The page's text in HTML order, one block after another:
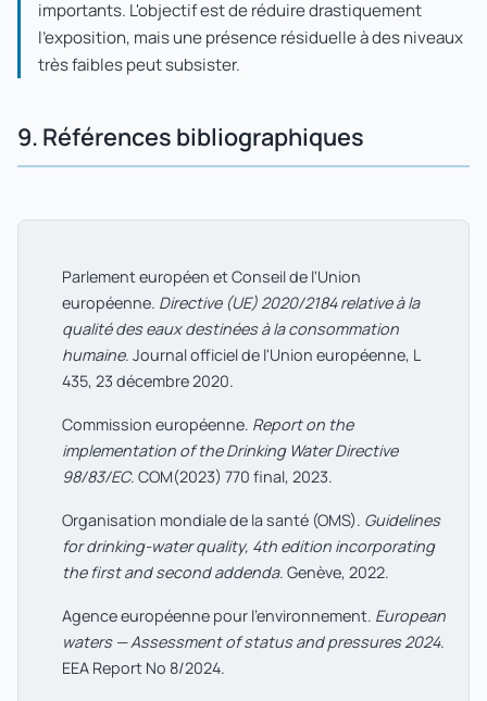
importants. L'objectif est de réduire drastiquement
l'exposition, mais une présence résiduelle à des niveaux
très faibles peut subsister.
9. Références bibliographiques
Parlement européen et Conseil de l'Union
européenne. Directive (UE) 2020/2184 relative à la
qualité des eaux destinées à la consommation
humaine. Journal officiel de l'Union européenne, L
435, 23 décembre 2020.
Commission européenne. Report on the
implementation of the Drinking Water Directive
98/83/EC. COM(2023) 770 final, 2023.
Organisation mondiale de la santé (OMS). Guidelines
for drinking-water quality, 4th edition incorporating
the first and second addenda. Genève, 2022.
Agence européenne pour l'environnement. European
waters — Assessment of status and pressures 2024.
EEA Report No 8/2024.